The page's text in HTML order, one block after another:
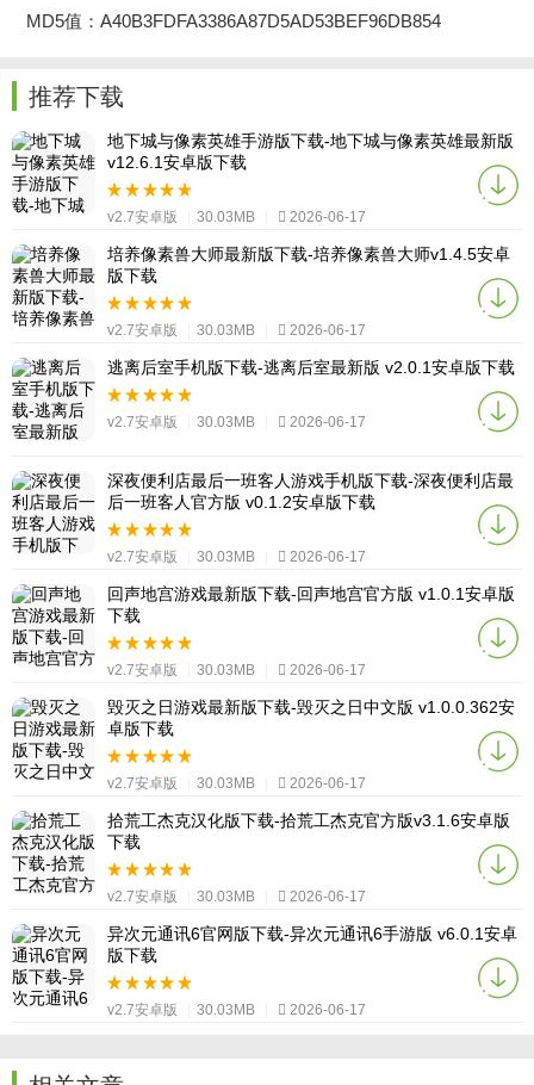
MD5值：A40B3FDFA3386A87D5AD53BEF96DB854
推荐下载
地下城与像素英雄手游版下载-地下城与像素英雄最新版
v12.6.1安卓版下载
v2.7安卓版 30.03MB 2026-06-17
培养像素兽大师最新版下载-培养像素兽大师v1.4.5安卓
版下载
v2.7安卓版 30.03MB 2026-06-17
逃离后室手机版下载-逃离后室最新版 v2.0.1安卓版下载
v2.7安卓版 30.03MB 2026-06-17
深夜便利店最后一班客人游戏手机版下载-深夜便利店最
后一班客人官方版 v0.1.2安卓版下载
v2.7安卓版 30.03MB 2026-06-17
回声地宫游戏最新版下载-回声地宫官方版 v1.0.1安卓版
下载
v2.7安卓版 30.03MB 2026-06-17
毁灭之日游戏最新版下载-毁灭之日中文版 v1.0.0.362安
卓版下载
v2.7安卓版 30.03MB 2026-06-17
拾荒工杰克汉化版下载-拾荒工杰克官方版v3.1.6安卓版
下载
v2.7安卓版 30.03MB 2026-06-17
异次元通讯6官网版下载-异次元通讯6手游版 v6.0.1安卓
版下载
v2.7安卓版 30.03MB 2026-06-17